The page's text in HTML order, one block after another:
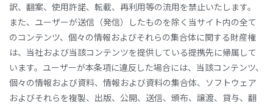
訳、翻案、使用許諾、転載、再利用等の流用を禁止いたします。
また、ユーザーが送信（発信）したものを除く当サイト内の全て
のコンテンツ、個々の情報およびそれらの集合体に関する財産権
は、当社および当該コンテンツを提供している提携先に帰属して
います。ユーザーが本条項に違反した場合には、当該コンテンツ、
個々の情報および資料、情報および資料の集合体、ソフトウェア
およびそれらを複製、出版、公開、送信、頒布、譲渡、貸与、翻